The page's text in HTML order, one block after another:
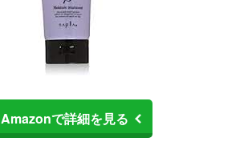
Amazonで詳細を見る